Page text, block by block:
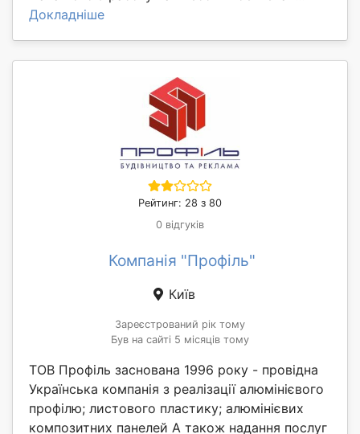
Докладніше
Рейтинг: 28 з 80
0 відгуків
Компанія "Профіль"
Київ
Зареєстрований рік тому
Був на сайті 5 місяців тому
ТОВ Профіль заснована 1996 року - провідна
Українська компанія з реалізації алюмінієвого
профілю; листового пластику; алюмінієвих
композитних панелей А також надання послуг